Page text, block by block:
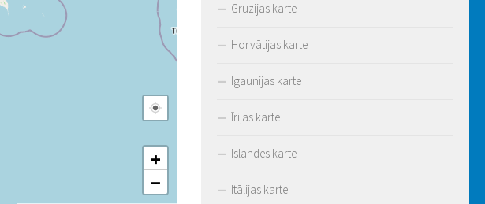
+
−
Gruzijas karte
Horvātijas karte
Igaunijas karte
Īrijas karte
Islandes karte
Itālijas karte